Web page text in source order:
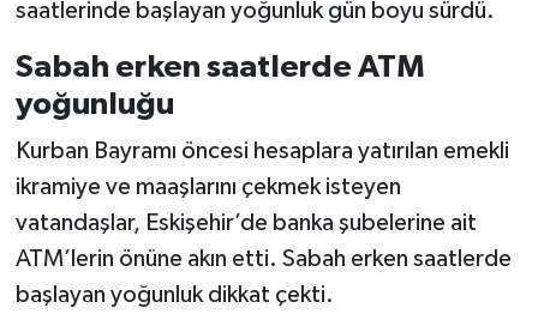
saatlerinde başlayan yoğunluk gün boyu sürdü.
Sabah erken saatlerde ATM
yoğunluğu
Kurban Bayramı öncesi hesaplara yatırılan emekli
ikramiye ve maaşlarını çekmek isteyen
vatandaşlar, Eskişehir’de banka şubelerine ait
ATM’lerin önüne akın etti. Sabah erken saatlerde
başlayan yoğunluk dikkat çekti.